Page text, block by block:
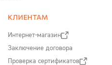
КЛИЕНТАМ
Интернет-магазин
Заключение договора
Проверка сертификатов